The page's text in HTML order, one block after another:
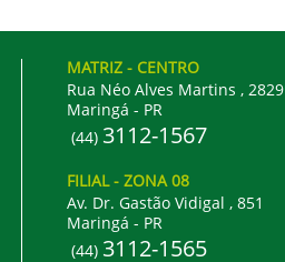
MATRIZ - CENTRO
Rua Néo Alves Martins , 2829
Maringá - PR
(44) 3112-1567
FILIAL- ZONA 08
Av. Dr. Gastão Vidigal , 851
Maringá - PR
(44) 3112-1565